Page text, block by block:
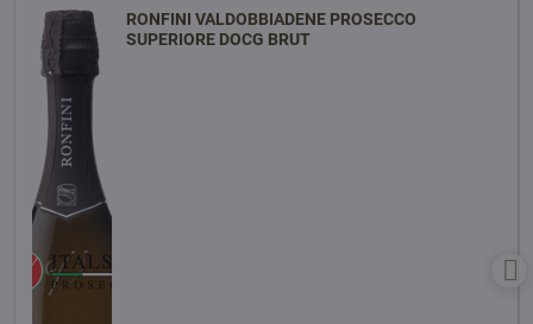
RONFINI VALDOBBIADENE PROSECCO
SUPERIORE DOCG BRUT